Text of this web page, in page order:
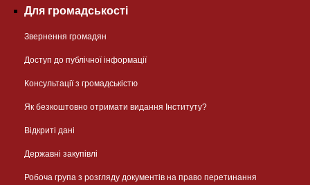
Для громадськості
Звернення громадян
Доступ до публічної інформації
Консультації з громадськістю
Як безкоштовно отримати видання Інституту?
Відкриті дані
Державні закупівлі
Робоча група з розгляду документів на право перетинання